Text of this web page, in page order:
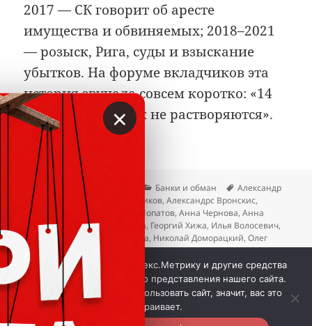
2017 — СК говорит об аресте
имущества и обвиняемых; 2018–2021
— розыск, Рига, суды и взыскание
убытков. На форуме вкладчиков эта
история звучала совсем коротко: «14
лярдов просто так не растворяются».
Опубликовано
07.07.2026 Рубрики
Банки и обман Метки
Александр
Кленовский
Александр Стариков,Александрс Вронскис,
Андрей Кириленко
Андрей Лопатов,Анна Чернова,Анна
Шерстнева
Вера Бердникова, Георгий Хижа, Илья Волосевич,
Крахи банков
Марина Зудина, Николай Доморацкий,Олег
Табаков , Светлана Петренко ,Сергей Чуган,Татьяна
Тимошенко
Добавить комментарийк записи Банк
гиперссылкой на сайт vklader.ru или
. Вкладер™.
Мы используем куки, Яндекс.Метрику и другие средства
аналитики для наилучшего представления нашего сайта.
Если вы продолжите использовать сайт, значит, вас это
устраивает.
×